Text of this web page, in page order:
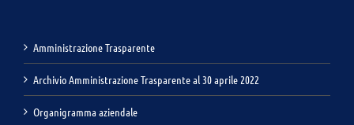
Amministrazione Trasparente
Archivio Amministrazione Trasparente al 30 aprile 2022
Organigramma aziendale